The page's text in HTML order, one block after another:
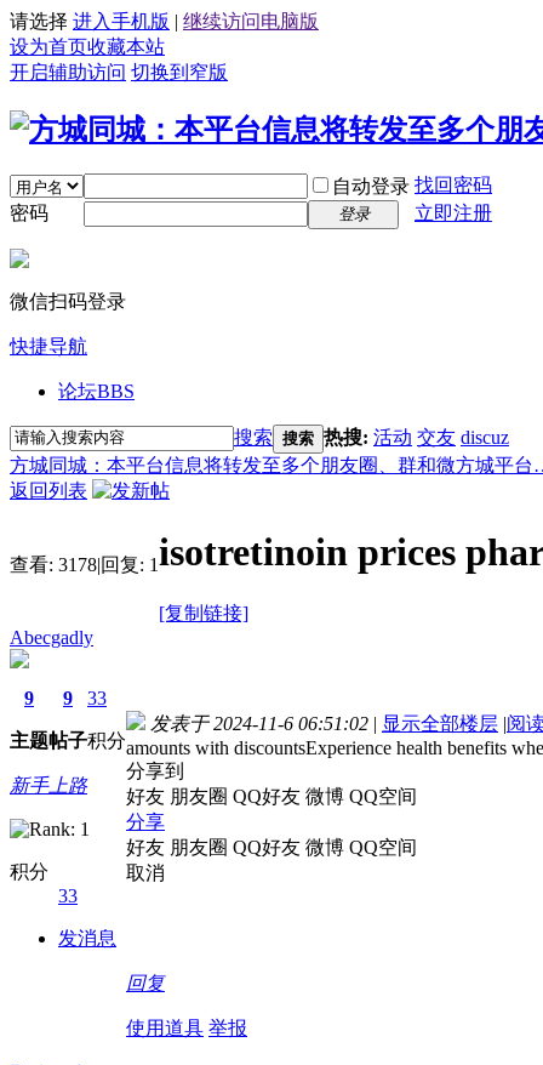
请选择 进入手机版 | 继续访问电脑版
设为首页收藏本站
开启辅助访问 切换到窄版
自动登录 找回密码
密码
登录 立即注册
微信扫码登录
快捷导航
论坛BBS
搜索 搜索 热搜: 活动 交友 discuz
方城同城：本平台信息将转发至多个朋友圈、群和微方城平
返回列表
查看: 3178|回复: 1isotretinoin prices
[复制链接]
Abecgadly
9
主题
9
帖子
33
积分
新手上路
积分
33
发消息
发表于 2024-11-6 06:51:02 | 显示全部楼层 |阅
amounts with discountsExperience health benefits
分享到
好友 朋友圈 QQ好友 微博 QQ空间
分享
好友 朋友圈 QQ好友 微博 QQ空间
取消
回复
使用道具 举报